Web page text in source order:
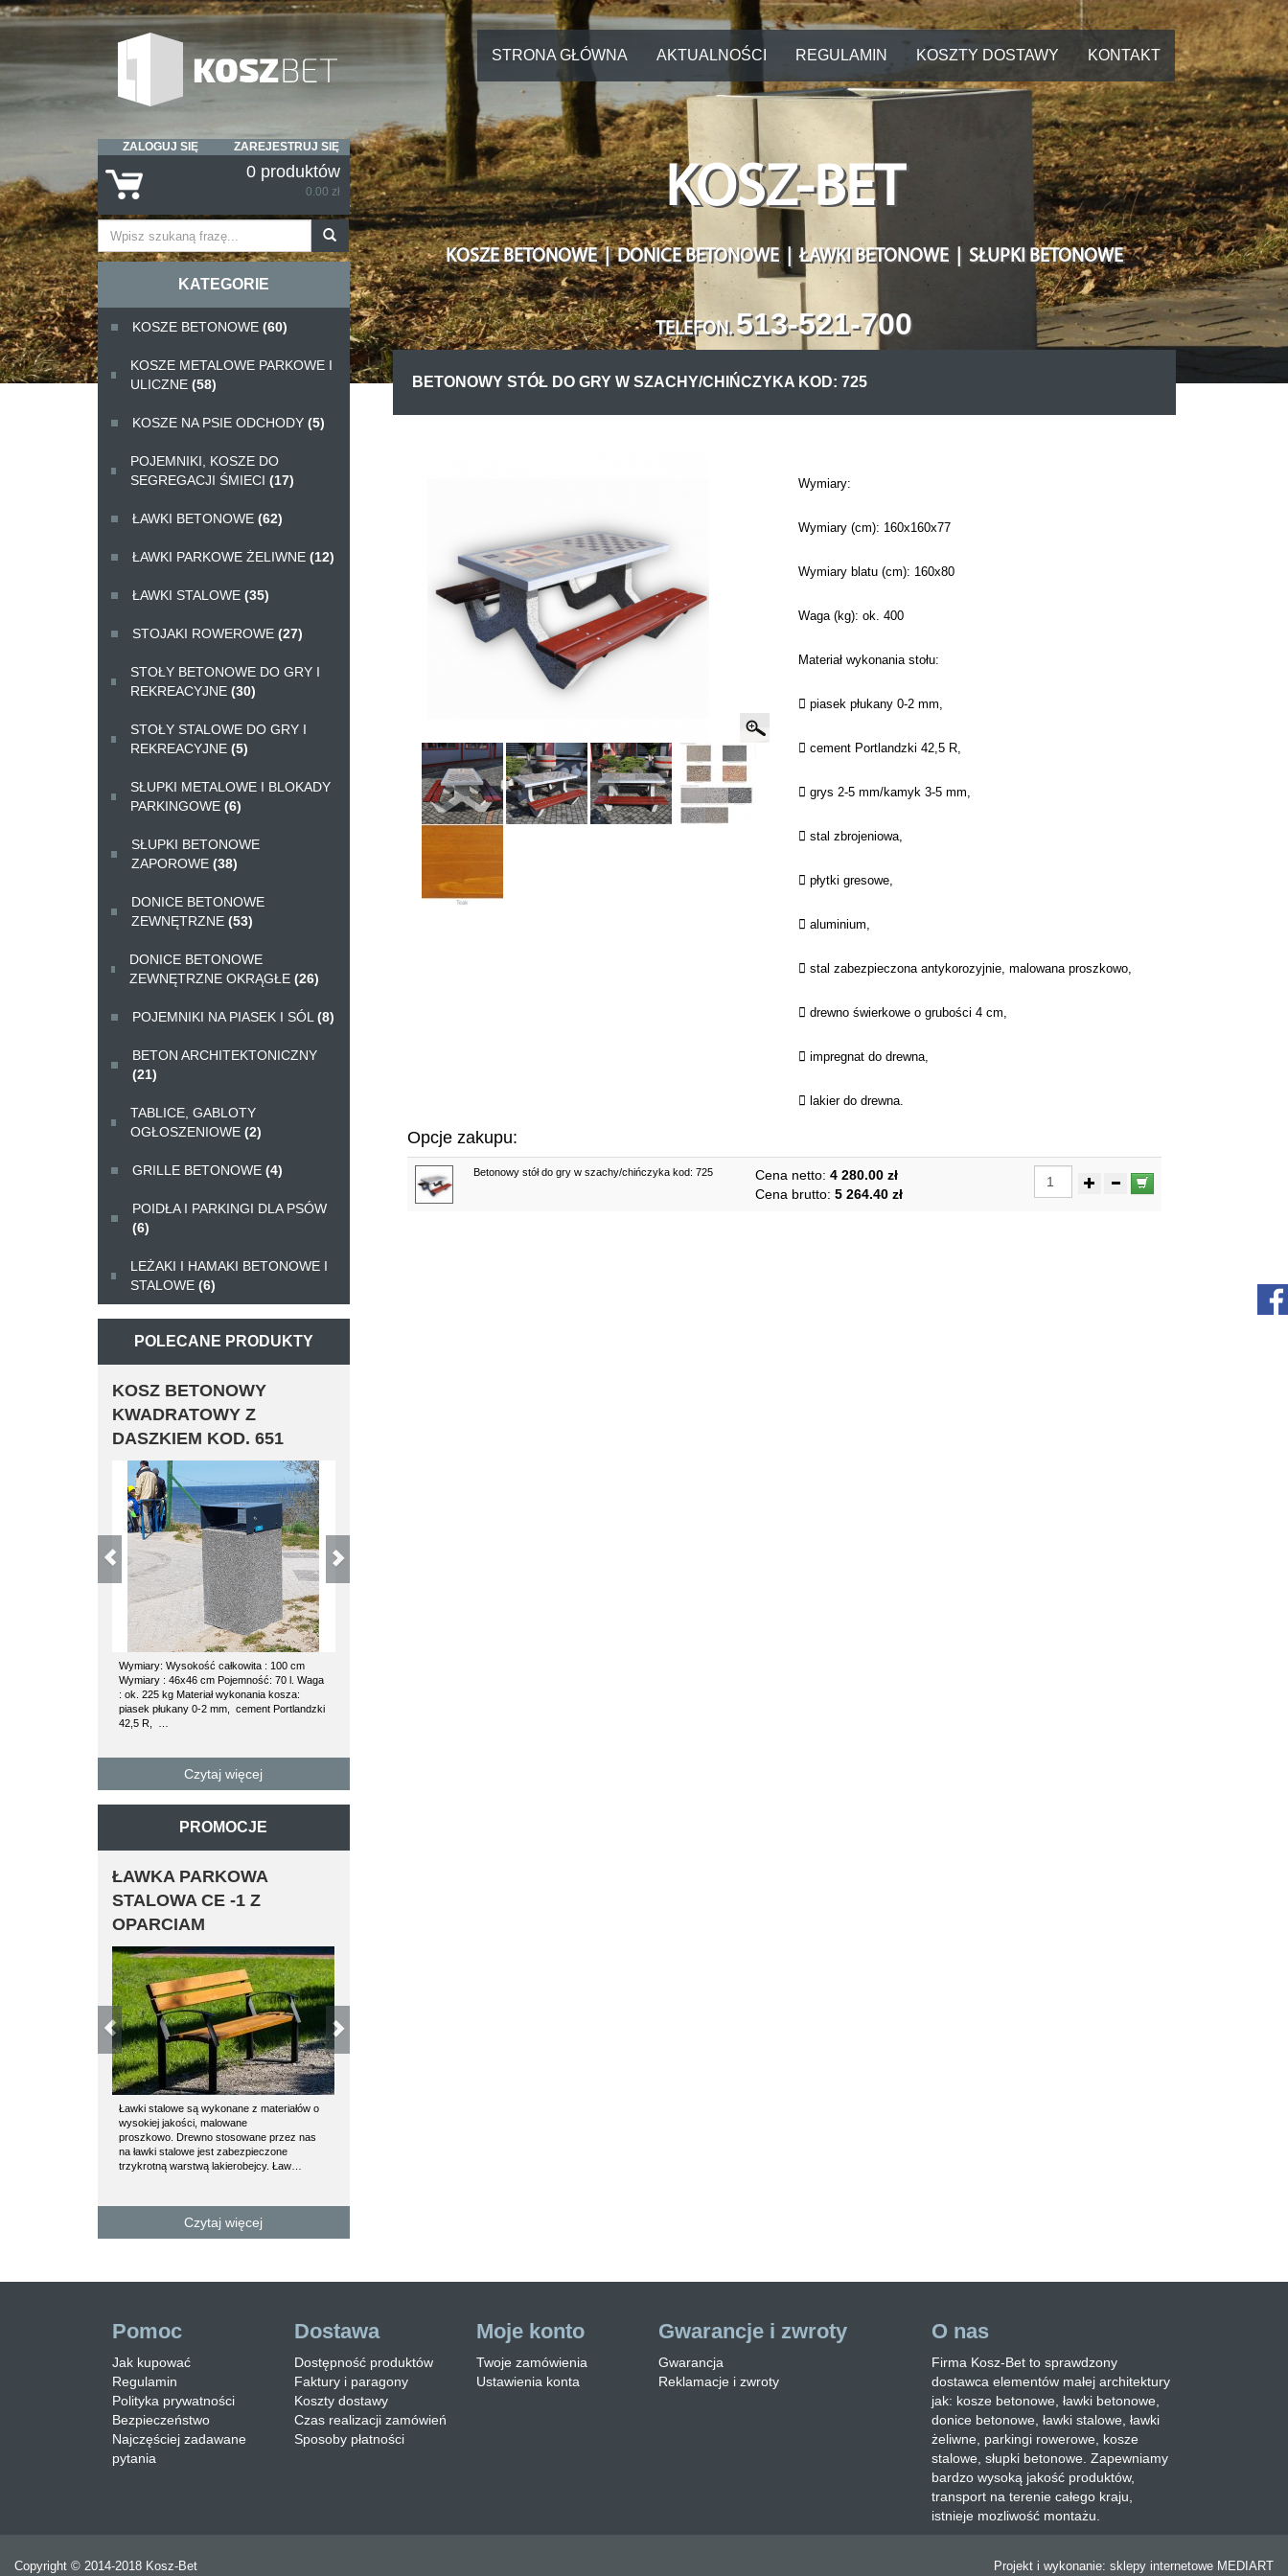
STRONA GŁÓWNA AKTUALNOŚCI REGULAMIN KOSZTY DOSTAWY KONTAKT
ZALOGUJ SIĘ ZAREJESTRUJ SIĘ
0 produktów
0.00 zł
KATEGORIE
KOSZE BETONOWE (60)
KOSZE METALOWE PARKOWE I
ULICZNE (58)
KOSZE NA PSIE ODCHODY (5)
POJEMNIKI, KOSZE DO
SEGREGACJI ŚMIECI (17)
ŁAWKI BETONOWE (62)
ŁAWKI PARKOWE ŻELIWNE (12)
ŁAWKI STALOWE (35)
STOJAKI ROWEROWE (27)
STOŁY BETONOWE DO GRY I
REKREACYJNE (30)
STOŁY STALOWE DO GRY I
REKREACYJNE (5)
SŁUPKI METALOWE I BLOKADY
PARKINGOWE (6)
SŁUPKI BETONOWE
ZAPOROWE (38)
DONICE BETONOWE
ZEWNĘTRZNE (53)
DONICE BETONOWE
ZEWNĘTRZNE OKRĄGŁE(26)
POJEMNIKI NA PIASEK I SÓL (8)
BETON ARCHITEKTONICZNY
(21)
TABLICE, GABLOTY
OGŁOSZENIOWE(2)
GRILLE BETONOWE (4)
POIDŁA I PARKINGI DLA PSÓW
(6)
LEŻAKI I HAMAKI BETONOWE I
STALOWE (6)
POLECANE PRODUKTY
KOSZ BETONOWY
KWADRATOWY Z
DASZKIEM KOD. 651
Wymiary: Wysokość całkowita : 100 cm
Wymiary : 46x46 cm Pojemność: 70 l. Waga
: ok. 225 kg Materiał wykonania kosza:
piasek płukany 0-2 mm, cement Portlandzki
42,5 R, …
Czytaj więcej
PROMOCJE
ŁAWKA PARKOWA
STALOWA CE -1 Z
OPARCIAM
Ławki stalowe są wykonane z materiałów o
wysokiej jakości, malowane
proszkowo. Drewno stosowane przez nas
na ławki stalowe jest zabezpieczone
trzykrotną warstwą lakierobejcy. Ław…
Czytaj więcej
KOSZ-BET
KOSZE BETONOWE | DONICE BETONOWE | ŁAWKI BETONOWE | SŁUPKI BETONOWE
TELEFON.513-521-700
BETONOWY STÓŁ DO GRY W SZACHY/CHIŃCZYKA KOD: 725
Wymiary:
Wymiary (cm): 160x160x77
Wymiary blatu (cm): 160x80
Waga (kg): ok. 400
Materiał wykonania stołu:
 piasek płukany 0-2 mm,
 cement Portlandzki 42,5 R,
 grys 2-5 mm/kamyk 3-5 mm,
 stal zbrojeniowa,
 płytki gresowe,
 aluminium,
 stal zabezpieczona antykorozyjnie, malowana proszkowo,
 drewno świerkowe o grubości 4 cm,
 impregnat do drewna,
 lakier do drewna.
Opcje zakupu:
Betonowy stół do gry w szachy/chińczyka kod: 725 Cena netto: 4 280.00 zł
Cena brutto: 5 264.40 zł
Pomoc
Jak kupować
Regulamin
Polityka prywatności
Bezpieczeństwo
Najczęściej zadawane
pytania
Dostawa
Dostępność produktów
Faktury i paragony
Koszty dostawy
Czas realizacji zamówień
Sposoby płatności
Moje konto
Twoje zamówienia
Ustawienia konta
Gwarancje i zwroty
Gwarancja
Reklamacje i zwroty
O nas
Firma Kosz-Bet to sprawdzony
dostawca elementów małej architektury
jak: kosze betonowe, ławki betonowe,
donice betonowe, ławki stalowe, ławki
żeliwne, parkingi rowerowe, kosze
stalowe, słupki betonowe. Zapewniamy
bardzo wysoką jakość produktów,
transport na terenie całego kraju,
istnieje mozliwość montażu.
Copyright © 2014-2018 Kosz-Bet Projekt i wykonanie: sklepy internetowe MEDIART